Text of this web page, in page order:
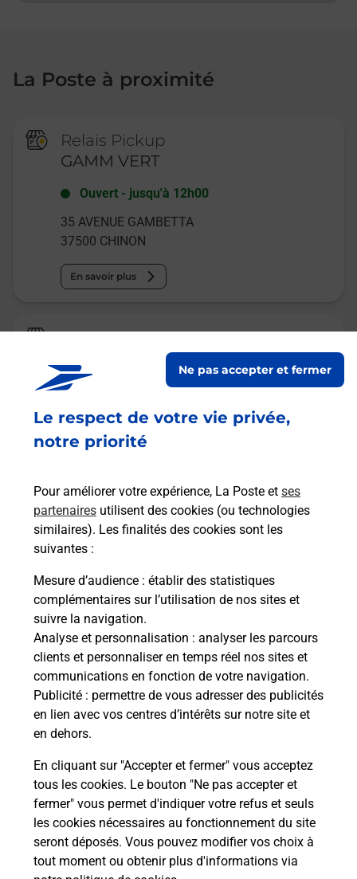
Le respect de votre vie privée,
notre priorité
Pour améliorer votre expérience, La Poste et ses
partenaires utilisent des cookies (ou technologies
similaires). Les finalités des cookies sont les
suivantes :
Mesure d’audience : établir des statistiques
complémentaires sur l’utilisation de nos sites et
suivre la navigation.
Analyse et personnalisation : analyser les parcours
clients et personnaliser en temps réel nos sites et
communications en fonction de votre navigation.
Publicité : permettre de vous adresser des publicités
en lien avec vos centres d’intérêts sur notre site et
en dehors.
En cliquant sur "Accepter et fermer" vous acceptez
tous les cookies. Le bouton "Ne pas accepter et
fermer" vous permet d'indiquer votre refus et seuls
les cookies nécessaires au fonctionnement du site
seront déposés. Vous pouvez modifier vos choix à
tout moment ou obtenir plus d'informations via
Ne pas accepter et fermer
La Poste à proximité
Relais Pickup
GAMM VERT
Ouvert - jusqu'à 12h00
35 AVENUE GAMBETTA
37500 CHINON
En savoir plus
La Poste Espace Clients Pro
CHINON PDC1
jusqu'à 12h00
65 AVENUE GAMBETTA
37500 CHINON
Malin !
La Poste
en ligne
Ouvert 24h/24
En savoir plus
CHINON
CONSIGNE PICKUP GAMM VERT CHINON